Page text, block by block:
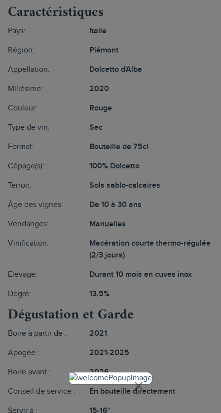
Caractéristiques
Pays: Italie
Région: Piémont
Appellation: Dolcetto d'Alba
Millésime: 2020
Couleur: Rouge
Type de vin: Sec
Format: Bouteille de 75cl
Cépage(s): 100% Dolcetto
Terroir: Sols sablo-calcaires
Âge des vignes: De 10 à 30 ans
Vendanges: Manuelles
Vinification:
Macération courte thermo-régulée
(2/3 jours)
Elevage: Durant 10 mois en cuves inox
Degré: 13,5%
Dégustation et Garde
Boire à partir de : 2021
Apogée : 2021-2025
Boire avant : 2026
Conseil de service : En bouteille directement
Servir à : 15-16°